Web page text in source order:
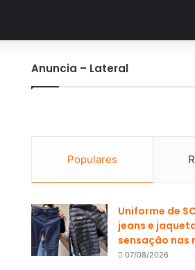
Anuncia – Lateral
Populares
Uniforme de
jeans e
sensação nas
07/08/2026